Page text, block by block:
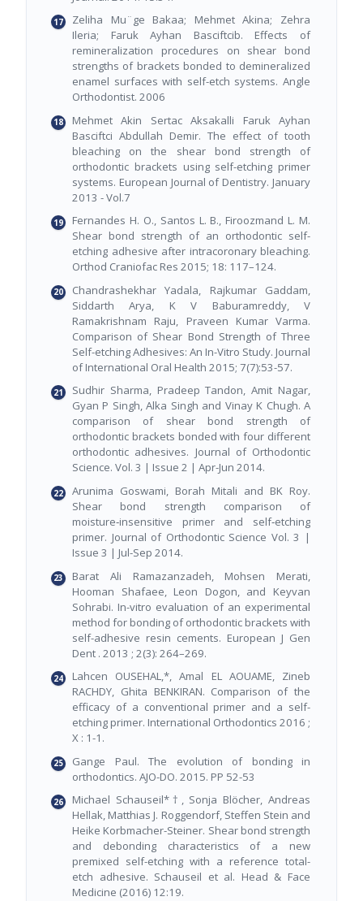
Zeliha Mu¨ge Bakaa; Mehmet Akina; Zehra
Ileria; Faruk Ayhan Basciftcib. Effects of
remineralization procedures on shear bond
strengths of brackets bonded to demineralized
enamel surfaces with self-etch systems. Angle
Orthodontist. 2006
Mehmet Akin Sertac Aksakalli Faruk Ayhan
Basciftci Abdullah Demir. The effect of tooth
bleaching on the shear bond strength of
orthodontic brackets using self-etching primer
systems. European Journal of Dentistry. January
2013 - Vol.7
Fernandes H. O., Santos L. B., Firoozmand L. M.
Shear bond strength of an orthodontic self-
etching adhesive after intracoronary bleaching.
Orthod Craniofac Res 2015; 18: 117–124.
Chandrashekhar Yadala, Rajkumar Gaddam,
Siddarth Arya, K V Baburamreddy, V
Ramakrishnam Raju, Praveen Kumar Varma.
Comparison of Shear Bond Strength of Three
Self-etching Adhesives: An In-Vitro Study. Journal
of International Oral Health 2015; 7(7):53-57.
Sudhir Sharma, Pradeep Tandon, Amit Nagar,
Gyan P Singh, Alka Singh and Vinay K Chugh. A
comparison of shear bond strength of
orthodontic brackets bonded with four different
orthodontic adhesives. Journal of Orthodontic
Science. Vol. 3 | Issue 2 | Apr-Jun 2014.
Arunima Goswami, Borah Mitali and BK Roy.
Shear bond strength comparison of
moisture‑insensitive primer and self‑etching
primer. Journal of Orthodontic Science Vol. 3 |
Issue 3 | Jul-Sep 2014.
Barat Ali Ramazanzadeh, Mohsen Merati,
Hooman Shafaee, Leon Dogon, and Keyvan
Sohrabi. In-vitro evaluation of an experimental
method for bonding of orthodontic brackets with
self-adhesive resin cements. European J Gen
Dent . 2013 ; 2(3): 264–269.
Lahcen OUSEHAL,*, Amal EL AOUAME, Zineb
RACHDY, Ghita BENKIRAN. Comparison of the
efficacy of a conventional primer and a self-
etching primer. International Orthodontics 2016 ;
X : 1-1.
Gange Paul. The evolution of bonding in
orthodontics. AJO-DO. 2015. PP 52-53
Michael Schauseil*†, Sonja Blöcher, Andreas
Hellak, Matthias J. Roggendorf, Steffen Stein and
Heike Korbmacher-Steiner. Shear bond strength
and debonding characteristics of a new
premixed self-etching with a reference total-
etch adhesive. Schauseil et al. Head & Face
Medicine (2016) 12:19.